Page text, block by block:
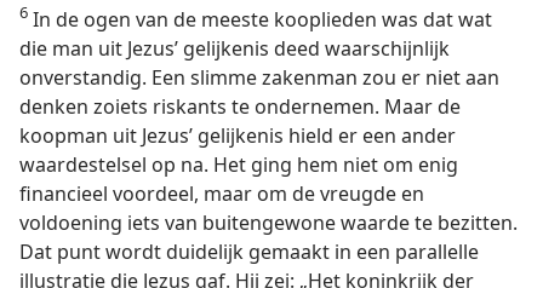
6 In de ogen van de meeste kooplieden was dat wat
die man uit Jezus’ gelijkenis deed waarschijnlijk
onverstandig. Een slimme zakenman zou er niet aan
denken zoiets riskants te ondernemen. Maar de
koopman uit Jezus’ gelijkenis hield er een ander
waardestelsel op na. Het ging hem niet om enig
financieel voordeel, maar om de vreugde en
voldoening iets van buitengewone waarde te bezitten.
Dat punt wordt duidelijk gemaakt in een parallelle
illustratie die Jezus gaf. Hij zei: „Het koninkrijk der